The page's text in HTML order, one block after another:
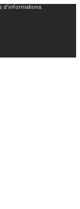
d'informations.